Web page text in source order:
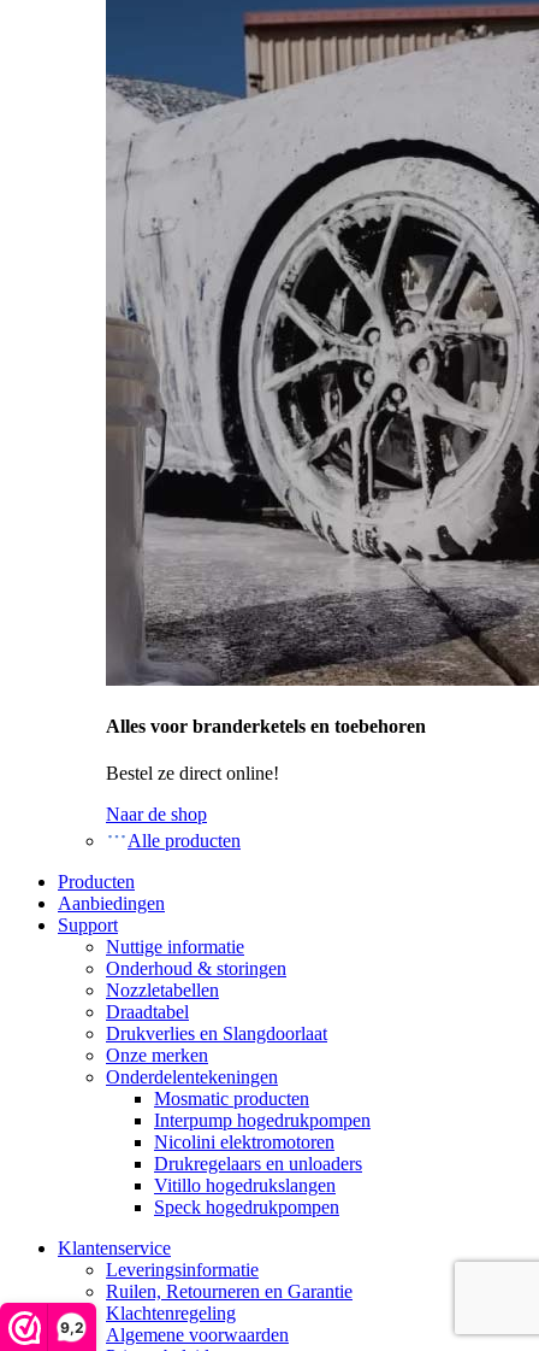
9,2
Alles voor branderketels en toebehoren
Bestel ze direct online!
Naar de shop
Alle producten
Producten
Aanbiedingen
Support
Nuttige informatie
Onderhoud & storingen
Nozzletabellen
Draadtabel
Drukverlies en Slangdoorlaat
Onze merken
Onderdelentekeningen
Mosmatic producten
Interpump hogedrukpompen
Nicolini elektromotoren
Drukregelaars en unloaders
Vitillo hogedrukslangen
Speck hogedrukpompen
Klantenservice
Leveringsinformatie
Ruilen, Retourneren en Garantie
Klachtenregeling
Algemene voorwaarden